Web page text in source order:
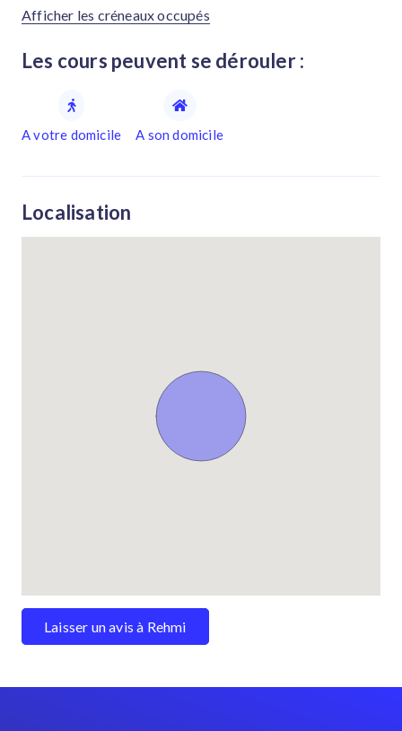
Afficher les créneaux occupés
Les cours peuvent se dérouler :
A votre domicile A son domicile
Localisation
Laisser un avis à Rehmi